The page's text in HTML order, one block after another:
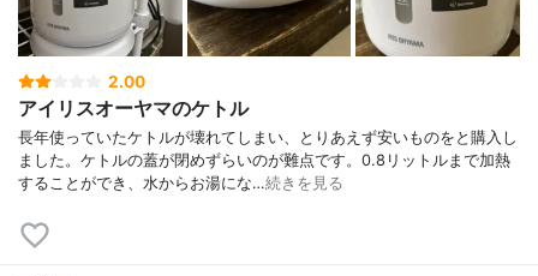
2.00
アイリスオーヤマのケトル
長年使っていたケトルが壊れてしまい、とりあえず安いものをと購入し
ました。ケトルの蓋が閉めずらいのが難点です。0.8リットルまで加熱
することができ、水からお湯にな…続きを見る